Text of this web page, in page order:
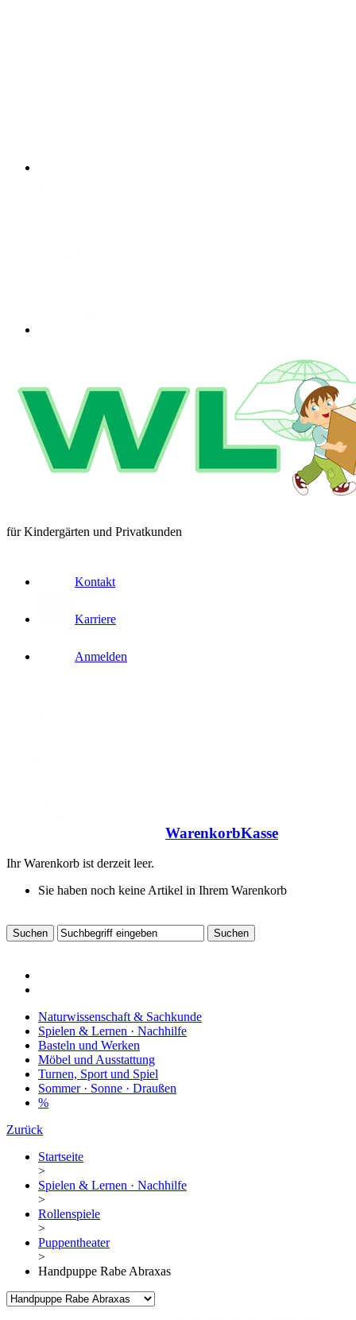
für Kindergärten und Privatkunden
Kontakt
Karriere
Anmelden
WarenkorbKasse
Ihr Warenkorb ist derzeit leer.
Sie haben noch keine Artikel in Ihrem Warenkorb
Naturwissenschaft & Sachkunde
Spielen & Lernen · Nachhilfe
Basteln und Werken
Möbel und Ausstattung
Turnen, Sport und Spiel
Sommer · Sonne · Draußen
%
Zurück
Startseite
>
Spielen & Lernen · Nachhilfe
>
Rollenspiele
>
Puppentheater
>
Handpuppe Rabe Abraxas